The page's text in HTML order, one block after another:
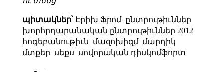
պիտակներ՝ Էրիխ Ֆրոմ ընտրութիւններ
խորհրդարանական ընտրութիւններ 2012
հոգեբանութիւն մազոխիզմ մարդիկ
մտքեր սեքս սովորական դիսկոմֆորտ